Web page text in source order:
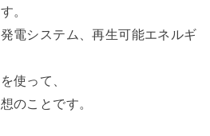
。
電システム、再生可能エネルギ
使って、
のことです。